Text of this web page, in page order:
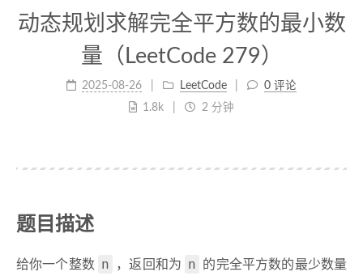
动态规划求解完全平方数的最小数
量（LeetCode 279）
2025-08-26 LeetCode
0 评论
1.8k
2 分钟
题目描述
给你一个整数 n ，返回和为 n
的完全平方数的最少数量